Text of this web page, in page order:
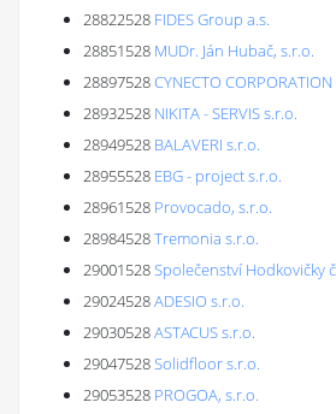
28822528 FIDES Group a.s.
28851528 MUDr. Ján Hubač, s.r.o.
28897528CYNECTO
28932528 NIKITA - SERVIS s.r.o.
28949528 BALAVERI s.r.o.
28955528 EBG - project s.r.o.
28961528 Provocado, s.r.o.
28984528Tremonia s.r.o.
29001528Společenství Hodkovičky
29024528ADESIO s.r.o.
29030528ASTACUS s.r.o.
29047528Solidfloor s.r.o.
29053528 PROGOA, s.r.o.